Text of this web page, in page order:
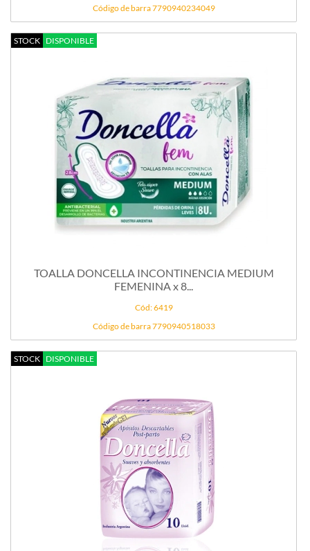
Código de barra 7790940234049
STOCK DISPONIBLE
TOALLA DONCELLA INCONTINENCIA MEDIUM
FEMENINA x 8...
Cód: 6419
Código de barra 7790940518033
STOCK DISPONIBLE